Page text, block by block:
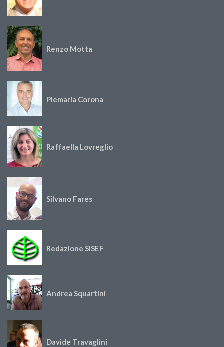
Renzo Motta
Piemaria Corona
Raffaella Lovreglio
Silvano Fares
Redazione SISEF
Andrea Squartini
Davide Travaglini